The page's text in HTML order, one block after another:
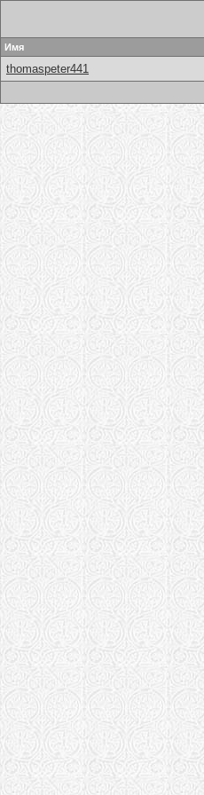
Имя
thomaspeter441